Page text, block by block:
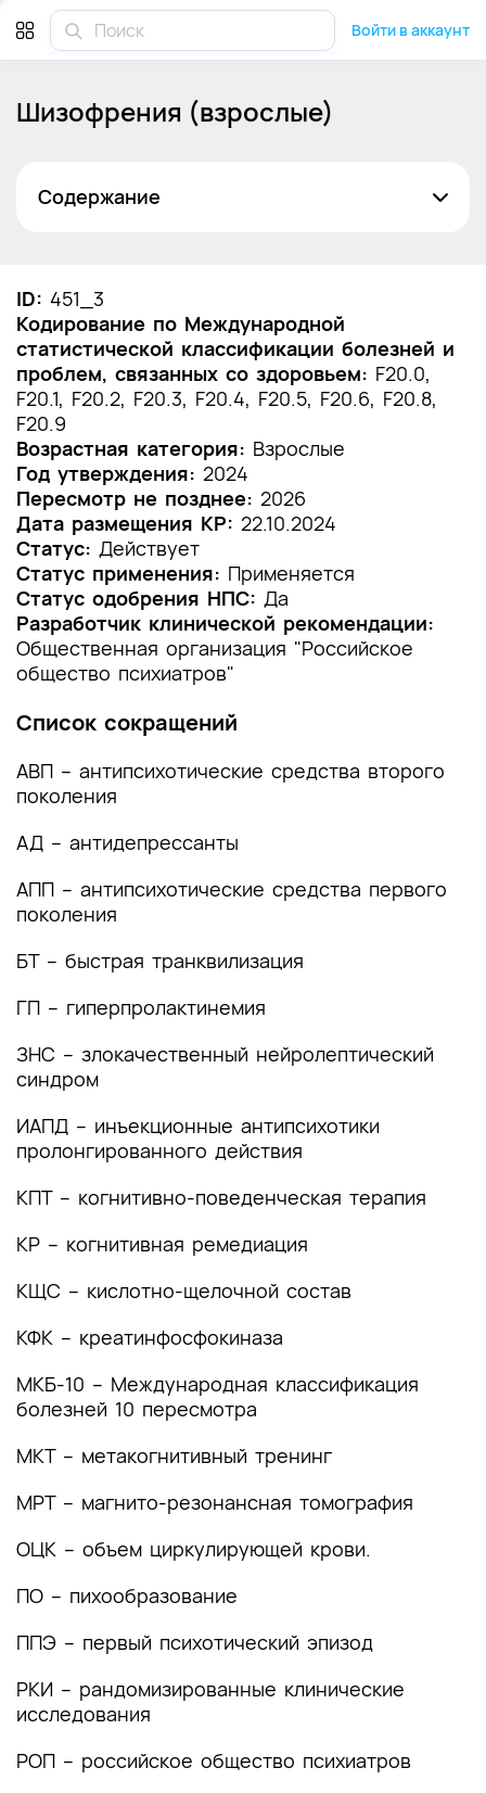
Войти в аккаунт
Шизофрения (взрослые)
Содержание
1. Краткая информация по заболеванию или
состоянию (группы заболеваний или
состояний)
1.1 Определение заболевания или состояния
(группы заболеваний или состояний)
1.2 Этиология и патогенез заболевания или
состояния (группы заболеваний или
состояний)
1.3 Эпидемиология заболевания или состояния
(группы заболеваний или состояний)
1.4 Особенности кодирования заболевания или
состояния (группы заболеваний или
статистической классификации болезней и
1.5 Классификация заболевания или состояния
1.6 Клиническая картина заболевания или
состояния (группы заболеваний или
состояний)
2. Диагностика заболевания или состояния
(группы заболеваний или состояний)
медицинские показания и противопоказания к
применению методов диагностики
2.1 Жалобы и анамнез
2.2 Физикальное обследование
2.3 Лабораторные диагностические
исследования
исследования
2.5 Иные диагностические исследования
3. Лечение, включая медикаментозную и
обезболивание, медицинские показания и
противопоказания к применению методов
курортное лечение, медицинские показания и
медицинской реабилитации, в том числе
основанных на использовании природных
лечебных факторов
5. Профилактика и диспансерное наблюдение,
медицинские показания и противопоказания к
применению методов профилактики
ID: 451_3
Кодирование по Международной
статистической классификации болезней и
проблем, связанных со здоровьем: F20.0,
F20.1, F20.2, F20.3, F20.4, F20.5, F20.6, F20.8,
F20.9
Возрастная категория: Взрослые
Год утверждения: 2024
Пересмотр не позднее: 2026
Дата размещения КР: 22.10.2024
Статус: Действует
Статус применения: Применяется
Статус одобрения НПС: Да
Разработчик клинической рекомендации:
Общественная организация "Российское
общество психиатров"
Список сокращений
АВП – антипсихотические средства второго
поколения
АД – антидепрессанты
АПП – антипсихотические средства первого
поколения
БТ – быстрая транквилизация
ГП – гиперпролактинемия
ЗНС – злокачественный нейролептический
синдром
ИАПД – инъекционные антипсихотики
пролонгированного действия
КПТ – когнитивно-поведенческая терапия
КР – когнитивная ремедиация
КЩС – кислотно-щелочной состав
КФК – креатинфосфокиназа
МКБ-10 – Международная классификация
болезней 10 пересмотра
МКТ – метакогнитивный тренинг
МРТ – магнито-резонансная томография
ОЦК – объем циркулирующей крови.
ПО – пихообразование
ППЭ – первый психотический эпизод
РКИ – рандомизированные клинические
исследования
РОП – российское общество психиатров